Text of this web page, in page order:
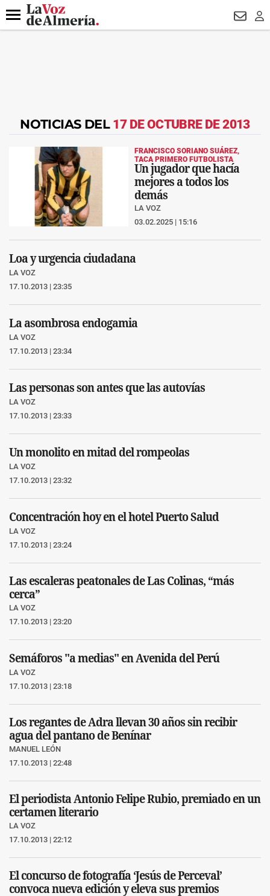
DESTACADO
Menú
NOTICIAS DEL 17 DE OCTUBRE DE 2013
FRANCISCO SORIANO SUÁREZ,
TACA PRIMERO FUTBOLISTA
Un jugador que hacía
mejores a todos los
demás
LA VOZ
03.02.2025 | 15:16
Loa y urgencia ciudadana
LA VOZ
17.10.2013 | 23:35
La asombrosa endogamia
LA VOZ
17.10.2013 | 23:34
Las personas son antes que las autovías
LA VOZ
17.10.2013 | 23:33
Un monolito en mitad del rompeolas
LA VOZ
17.10.2013 | 23:32
Concentración hoy en el hotel Puerto Salud
LA VOZ
17.10.2013 | 23:24
Las escaleras peatonales de Las Colinas, “más
cerca”
LA VOZ
17.10.2013 | 23:20
Semáforos "a medias" en Avenida del Perú
LA VOZ
17.10.2013 | 23:18
Los regantes de Adra llevan 30 años sin recibir
agua del pantano de Benínar
MANUEL LEÓN
17.10.2013 | 22:48
El periodista Antonio Felipe Rubio, premiado en un
certamen literario
LA VOZ
17.10.2013 | 22:12
El concurso de fotografía ‘Jesús de Perceval’
convoca nueva edición y eleva sus premios